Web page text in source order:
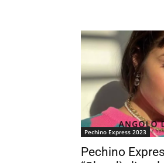
Pechino Express 2023
Pechino